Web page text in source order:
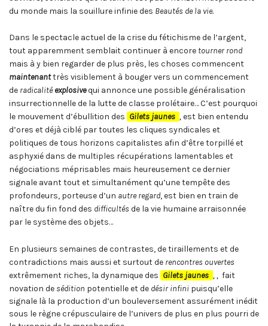
du monde mais la souillure infinie des Beautés de la vie.
Dans le spectacle actuel de la crise du fétichisme de l’argent,
tout apparemment semblait continuer à encore tourner rond
mais à y bien regarder de plus près, les choses commencent
maintenanttrès visiblement à bouger vers un commencement
de radicalité explosivequi annonce une possible généralisation
insurrectionnelle de la lutte de classe prolétaire… C’est pourquoi
le mouvement d’ébullition des Gilets jaunes ,est bien entendu
d’ores et déjà ciblé par toutes les cliques syndicales et
politiques de tous horizons capitalistes afin d’être torpillé et
asphyxié dans de multiples récupérations lamentables et
négociations méprisables mais heureusement ce dernier
signale avant tout et simultanément qu’une tempête des
profondeurs, porteuse d’un autre regard, est bien en train de
naître du fin fond des difficultés de la vie humaine arraisonnée
par le système des objets…
En plusieurs semaines de contrastes, de tiraillements et de
contradictions mais aussi et surtout de rencontres ouvertes
extrêmement riches, la dynamique des Gilets jaunes ,, fait
novation de sédition potentielle et de désir infini puisqu’elle
signale là la production d’un bouleversement assurément inédit
sous le règne crépusculaire de l’univers de plus en plus pourri de